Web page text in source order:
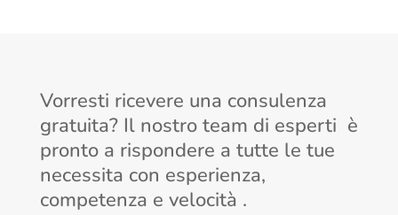
Vorresti ricevere una consulenza
gratuita? Il nostro team di esperti è
pronto a rispondere a tutte le tue
necessita con esperienza,
competenza e velocità .